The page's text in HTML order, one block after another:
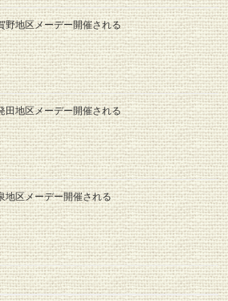
野地区メーデー開催される
田地区メーデー開催される
地区メーデー開催される